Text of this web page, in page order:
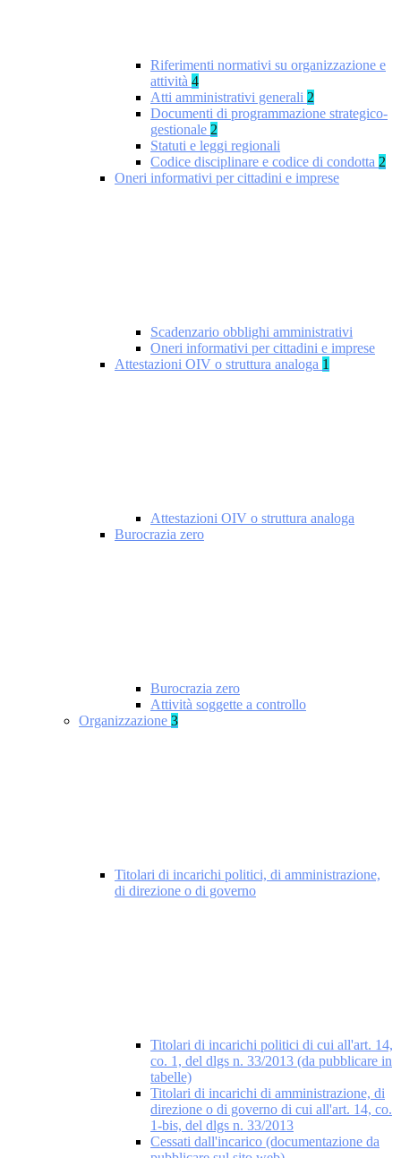
Riferimenti normativi su organizzazione e
attività 4
Atti amministrativi generali 2
Documenti di programmazione strategico-
gestionale 2
Statuti e leggi regionali
Codice disciplinare e codice di condotta 2
Oneri informativi per cittadini e imprese
Scadenzario obblighi amministrativi
Oneri informativi per cittadini e imprese
Attestazioni OIV o struttura analoga 1
Attestazioni OIV o struttura analoga
Burocrazia zero
Burocrazia zero
Attività soggette a controllo
Organizzazione 3
Titolari di incarichi politici, di amministrazione,
di direzione o di governo
Titolari di incarichi politici di cui all'art. 14,
co. 1, del dlgs n. 33/2013 (da pubblicare in
tabelle)
Titolari di incarichi di amministrazione, di
direzione o di governo di cui all'art. 14, co.
1-bis, del dlgs n. 33/2013
Cessati dall'incarico (documentazione da